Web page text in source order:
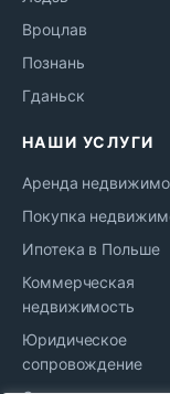
Вроцлав
Познань
Гданьск
НАШИ УСЛУГИ
Аренда
Покупка
Ипотека в Польше
Коммерческая
недвижимость
Юридическое
сопровождение